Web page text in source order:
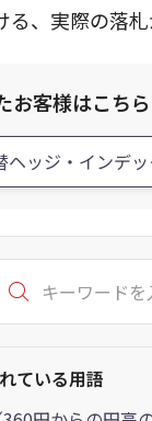
、実際の落
お客様はこち
ヘッジ・インデ
ている用語